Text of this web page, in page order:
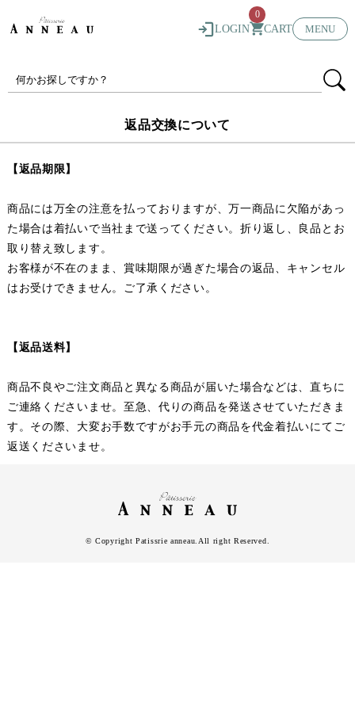
LOGIN CART
0
MENU
返品交換について
【返品期限】
商品には万全の注意を払っておりますが、万一商品に欠陥があっ
た場合は着払いで当社まで送ってください。折り返し、良品とお
取り替え致します。
お客様が不在のまま、賞味期限が過ぎた場合の返品、キャンセル
はお受けできません。ご了承ください。
【返品送料】
商品不良やご注文商品と異なる商品が届いた場合などは、直ちに
ご連絡くださいませ。至急、代りの商品を発送させていただきま
す。その際、大変お手数ですがお手元の商品を代金着払いにてご
返送くださいませ。
© Copyright Patissrie anneau.All right Reserved.